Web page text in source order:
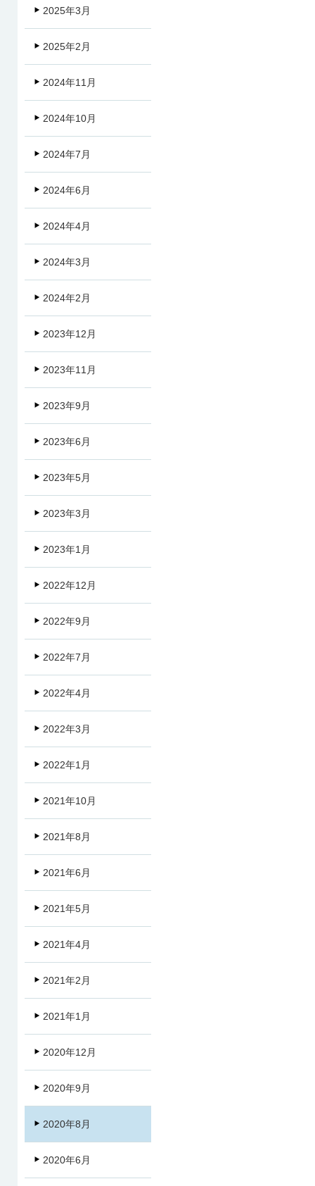
2025年3月
2025年2月
2024年11月
2024年10月
2024年7月
2024年6月
2024年4月
2024年3月
2024年2月
2023年12月
2023年11月
2023年9月
2023年6月
2023年5月
2023年3月
2023年1月
2022年12月
2022年9月
2022年7月
2022年4月
2022年3月
2022年1月
2021年10月
2021年8月
2021年6月
2021年5月
2021年4月
2021年2月
2021年1月
2020年12月
2020年9月
2020年8月
2020年6月